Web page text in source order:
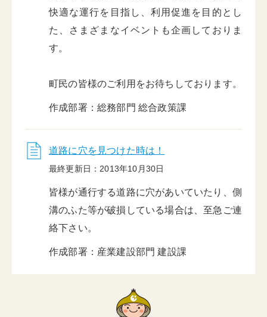
快適な運行を目指し、利用促進を目的とし
た、さまざまなイベントも企画しておりま
す。
町民の皆様のご利用をお待ちしております。
作成部署：総務部門 総合政策課
道路に穴を見つけた時は！
最終更新日：2013年10月30日
皆様が通行する道路に穴があいていたり、側
溝のふた等が破損している場合は、至急ご連
絡下さい。
作成部署：産業建設部門 建設課